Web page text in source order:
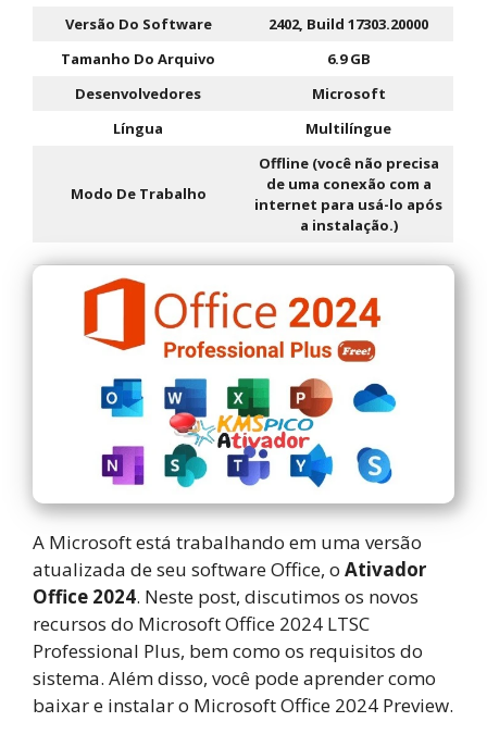
Versão Do Software
2402, Build 17303.20000
Tamanho Do Arquivo
6.9 GB
Desenvolvedores
Microsoft
Língua
Multilíngue
Modo De Trabalho
Offline (você não precisa
de uma conexão com a
internet para usá-lo após
a instalação.)
A Microsoft está trabalhando em uma versão
atualizada de seu software Office, o Ativador
Office 2024. Neste post, discutimos os novos
recursos do Microsoft Office 2024 LTSC
Professional Plus, bem como os requisitos do
sistema. Além disso, você pode aprender como
baixar e instalar o Microsoft Office 2024 Preview.